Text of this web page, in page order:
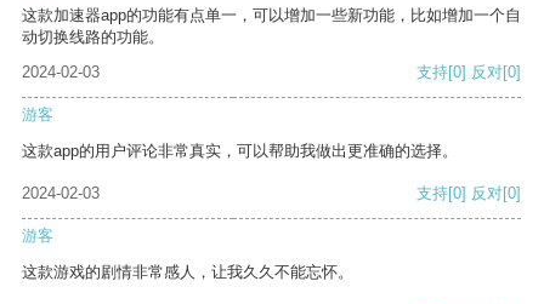
这款加速器app的功能有点单一，可以增加一些新功能，比如增加一个自
动切换线路的功能。
2024-02-03
支持[0] 反对[0]
游客
这款app的用户评论非常真实，可以帮助我做出更准确的选择。
2024-02-03 支持[0] 反对[0]
游客
这款游戏的剧情非常感人，让我久久不能忘怀。